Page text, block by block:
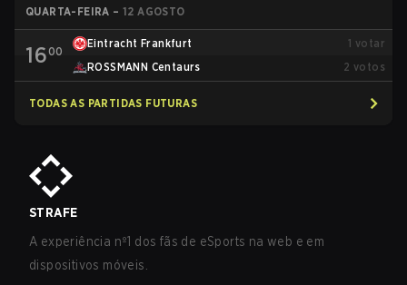
QUARTA-FEIRA – 12 AGOSTO
1600
Eintracht Frankfurt 1 votar
ROSSMANN Centaurs
2 votos
TODAS AS PARTIDAS FUTURAS
STRAFE
A experiência nº1 dos fãs de eSports na web e em
dispositivos móveis.